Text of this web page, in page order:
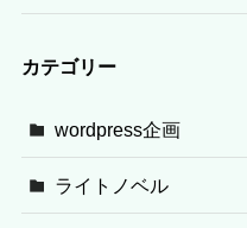
カテゴリー
wordpress企画
ライトノベル